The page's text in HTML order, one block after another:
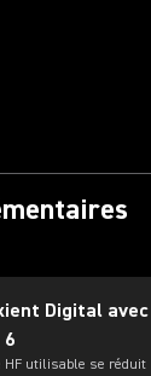
Digital avec
HF utilisable se réduit